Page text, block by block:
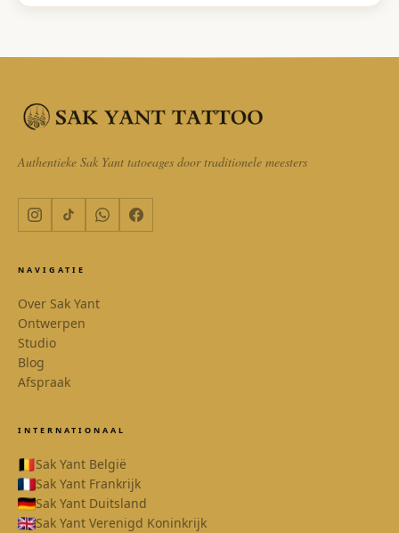
Authentieke Sak Yant tatoeages door traditionele meesters
NAVIGATIE
Over Sak Yant
Ontwerpen
Studio
Blog
Afspraak
INTERNATIONAAL
Sak Yant België
Sak Yant Frankrijk
Sak Yant Duitsland
Sak Yant Verenigd Koninkrijk